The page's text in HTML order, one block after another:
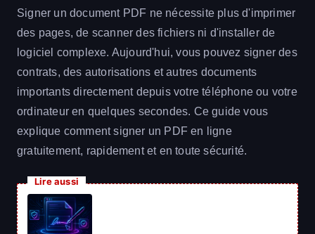
Signer un document PDF ne nécessite plus d'imprimer
des pages, de scanner des fichiers ni d'installer de
logiciel complexe. Aujourd'hui, vous pouvez signer des
contrats, des autorisations et autres documents
importants directement depuis votre téléphone ou votre
ordinateur en quelques secondes. Ce guide vous
explique comment signer un PDF en ligne
gratuitement, rapidement et en toute sécurité.
Lire aussi